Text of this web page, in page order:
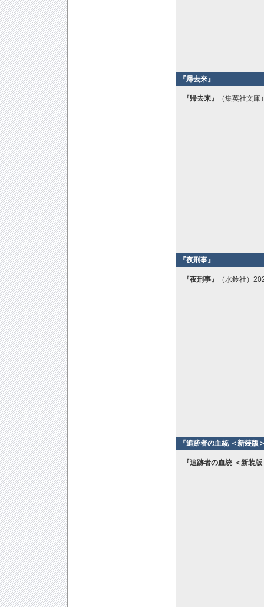
『帰去来』
『帰去来』 （集英社文
『夜刑事』
『夜刑事』 （水鈴社）
『追跡者の血統 ＜新装
『追跡者の血統 ＜新装